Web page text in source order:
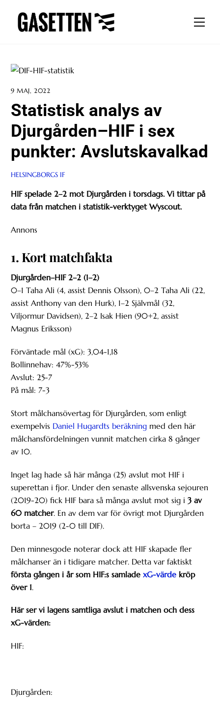
content
9 MAJ, 2022
Statistisk analys av
Djurgården–HIF i sex
punkter: Avslutskavalkad
HELSINGBORGS IF
HIF spelade 2–2 mot Djurgården i torsdags. Vi tittar på
data från matchen i statistik-verktyget Wyscout.
Annons
1. Kort matchfakta
Djurgården–HIF 2–2 (1–2)
0–1 Taha Ali (4, assist Dennis Olsson), 0–2 Taha Ali (22,
assist Anthony van den Hurk), 1–2 Självmål (32,
Viljormur Davidsen), 2–2 Isak Hien (90+2, assist
Magnus Eriksson)
Förväntade mål (xG): 3,04-1,18
Bollinnehav: 47%-53%
Avslut: 25-7
På mål: 7-3
Stort målchansövertag för Djurgården, som enligt
exempelvis Daniel Hugardts beräkning med den här
målchansfördelningen vunnit matchen cirka 8 gånger
av 10.
Inget lag hade så här många (25) avslut mot HIF i
superettan i fjor. Under den senaste allsvenska sejouren
(2019-20) fick HIF bara så många avslut mot sig i3 av
60 matcher. En av dem var för övrigt mot Djurgården
borta – 2019 (2-0 till DIF).
Den minnesgode noterar dock att HIF skapade fler
målchanser än i tidigare matcher. Detta var faktiskt
första gången i år som HIF:s samladexG-värde kröp
över 1.
Här ser vi lagens samtliga avslut i matchen och dess
xG-värden:
HIF:
Djurgården: